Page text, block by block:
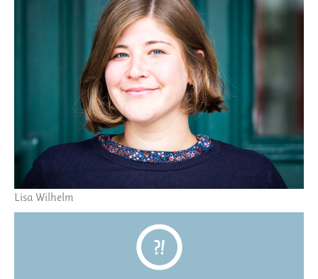
Lisa Wilhelm